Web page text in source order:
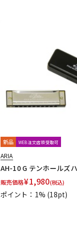
新品 WEB注文店頭受取可
ARIA
AH-10 G テンホールズ
販売価格¥1,980(税込)
ポイント：1% (18pt)